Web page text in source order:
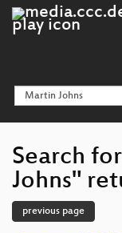
Search
Johns"
previous page